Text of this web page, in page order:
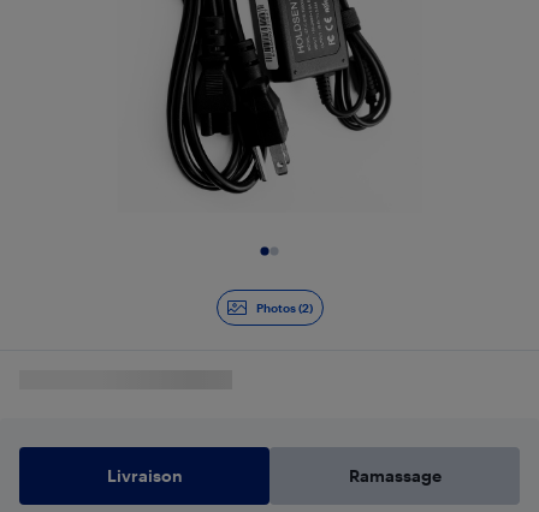
Photos (2)
Livraison Ramassage